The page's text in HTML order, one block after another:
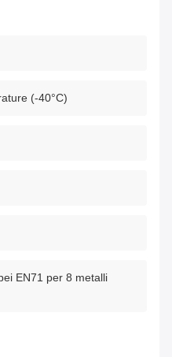
(-40°C)
EN71 per 8 metalli